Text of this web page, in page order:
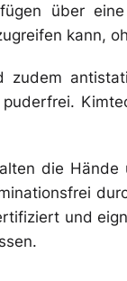
über
kann,
zudem
die
und